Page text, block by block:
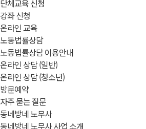
단체교육 신청
강좌 신청
온라인 교육
노동법률상담
노동법률상담 이용안내
온라인 상담 (일반)
온라인 상담 (청소년)
방문예약
자주 묻는 질문
동네방네 노무사
동네방네 노무사 사업 소개